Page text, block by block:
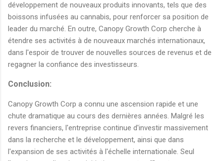
développement de nouveaux produits innovants, tels que des
boissons infusées au cannabis, pour renforcer sa position de
leader du marché. En outre, Canopy Growth Corp cherche à
étendre ses activités à de nouveaux marchés internationaux,
dans l'espoir de trouver de nouvelles sources de revenus et de
regagner la confiance des investisseurs.
Conclusion:
Canopy Growth Corp a connu une ascension rapide et une
chute dramatique au cours des dernières années. Malgré les
revers financiers, l'entreprise continue d'investir massivement
dans la recherche et le développement, ainsi que dans
l'expansion de ses activités à l'échelle internationale. Seul